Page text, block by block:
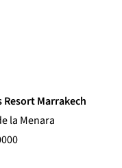
Resort Marrakech
la Menara